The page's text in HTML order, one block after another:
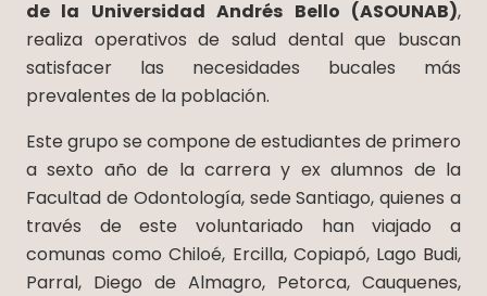
de la Universidad Andrés Bello (ASOUNAB),
realiza operativos de salud dental que buscan
satisfacer las necesidades bucales más
prevalentes de la población.
Este grupo se compone de estudiantes de primero
a sexto año de la carrera y ex alumnos de la
Facultad de Odontología, sede Santiago, quienes a
través de este voluntariado han viajado a
comunas como Chiloé, Ercilla, Copiapó, Lago Budi,
Parral, Diego de Almagro, Petorca, Cauquenes,